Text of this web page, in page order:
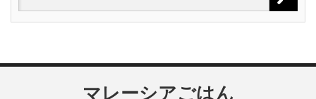
マレーシアごはん